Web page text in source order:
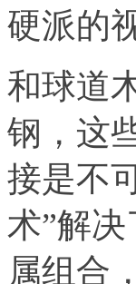
硬派的
和球道
钢，这
接是不
术”解
属组合